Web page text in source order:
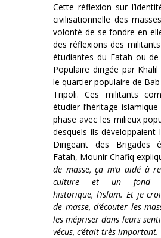
Cette réflexion sur
civilisationnelle des
volonté de se fondre en
des réflexions des
étudiantes du Fatah ou de
Populaire dirigée par
le quartier populaire de
Tripoli. Ces militants
étudier l’héritage
phase avec les milieux
desquels ils développaient
Dirigeant des Brigades
Fatah, Mounir Chafiq
de masse, ça m’a aidé à
culture et un fond
historique, l’islam. Et je
de masse, d’écouter les
les mépriser dans leurs
vécus, c’était très important.